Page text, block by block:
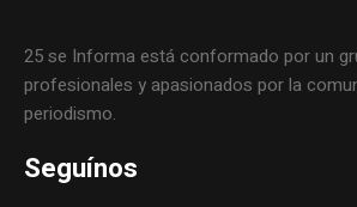
25 se Informa está conformado por un
profesionales y apasionados por la
periodismo.
Seguínos